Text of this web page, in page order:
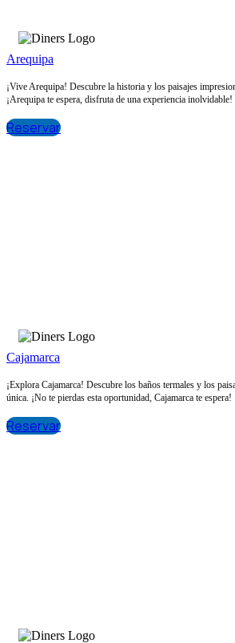
Arequipa
¡Vive Arequipa! Descubre la historia y los paisajes
¡Arequipa te espera, disfruta de una experiencia inolvidable!
Reservar
Cajamarca
¡Explora Cajamarca! Descubre los baños termales y los
única. ¡No te pierdas esta oportunidad, Cajamarca te espera!
Reservar